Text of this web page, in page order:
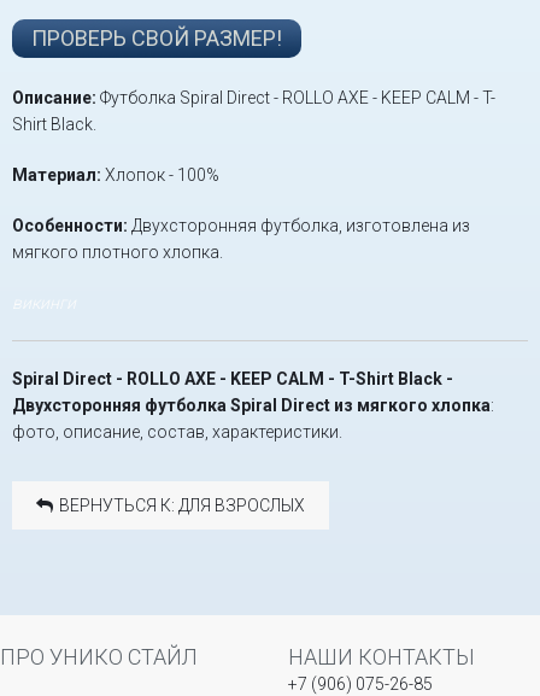
ПРОВЕРЬ СВОЙ РАЗМЕР!
Описание: Футболка Spiral Direct - ROLLO AXE - KEEP CALM - T-
Shirt Black.
Материал: Хлопок - 100%
Особенности: Двухсторонняя футболка, изготовлена из
мягкого плотного хлопка.
викинги
Spiral Direct - ROLLO AXE - KEEP CALM - T-Shirt Black -
Двухсторонняя футболка Spiral Direct из мягкого хлопка:
фото, описание, состав, характеристики.
ВЕРНУТЬСЯ К: ДЛЯ ВЗРОСЛЫХ
ПРО УНИКО СТАЙЛ НАШИ КОНТАКТЫ
+7 (906) 075-26-85